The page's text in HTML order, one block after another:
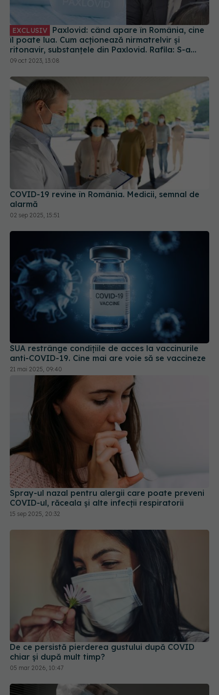
îl poate lua. Cum acționează nirmatrelvir și
ritonavir, substanțele din Paxlovid. Rafila: S-a
semnat contractul. Va fi disponibil la
recomandarea medicului
09 oct 2023, 13:08
COVID-19 revine în România. Medicii, semnal de
02 sep 2025, 15:51
SUA restrânge condiţiile de acces la vaccinurile
anti-COVID-19. Cine mai are voie să se vaccineze
21 mai 2025, 09:40
Spray-ul nazal pentru alergii care poate preveni
COVID-ul, răceala și alte infecții respiratorii
15 sep 2025, 20:32
De ce persistă pierderea gustului după COVID
chiar și după mult timp?
05 mar 2026, 10:47